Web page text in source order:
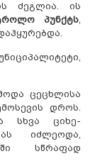
ძეგლია. ის
პუნქტს,
ცეცხლისა
დროს.
სხვა ციხე-
იძლეოდა,
სწრაფად